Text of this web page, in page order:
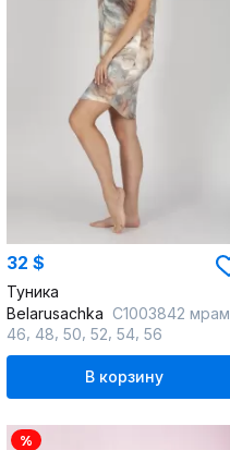
32 $
Туника
Belarusachka С1003842 мрамор
46 48 50 52 54 56
В корзину
%